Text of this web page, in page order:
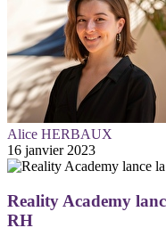
Alice HERBAUX
16 janvier 2023
Reality Academy
RH